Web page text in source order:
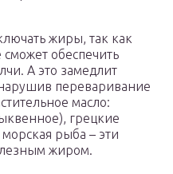
жиры, так как
обеспечить
А это замедлит
переваривание
масло:
грецкие
рыба – эти
жиром.